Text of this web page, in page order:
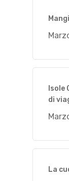
Isole
di
La